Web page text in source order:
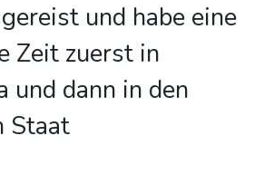
und habe eine
Zeit zuerst in
und dann in den
Staat